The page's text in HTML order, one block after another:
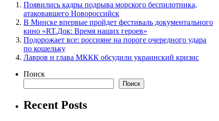
Появились кадры подрыва морского беспилотника,
атаковавшего Новороссийск
В Минске впервые пройдет фестиваль документального
кино «RT.Док: Время наших героев»
Подорожает все: россияне на пороге очередного удара
по кошельку
Лавров и глава МККК обсудили украинский кризис
Поиск
Поиск
Recent Posts